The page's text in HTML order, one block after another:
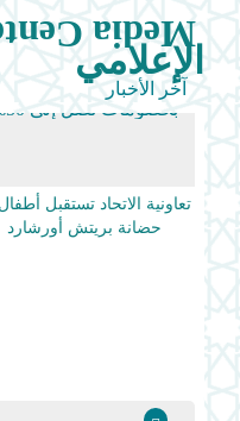
الإعلامي
آخر الأخبار
تعاونية الاتحاد تطلق
بخصومات تصل إلى 50%